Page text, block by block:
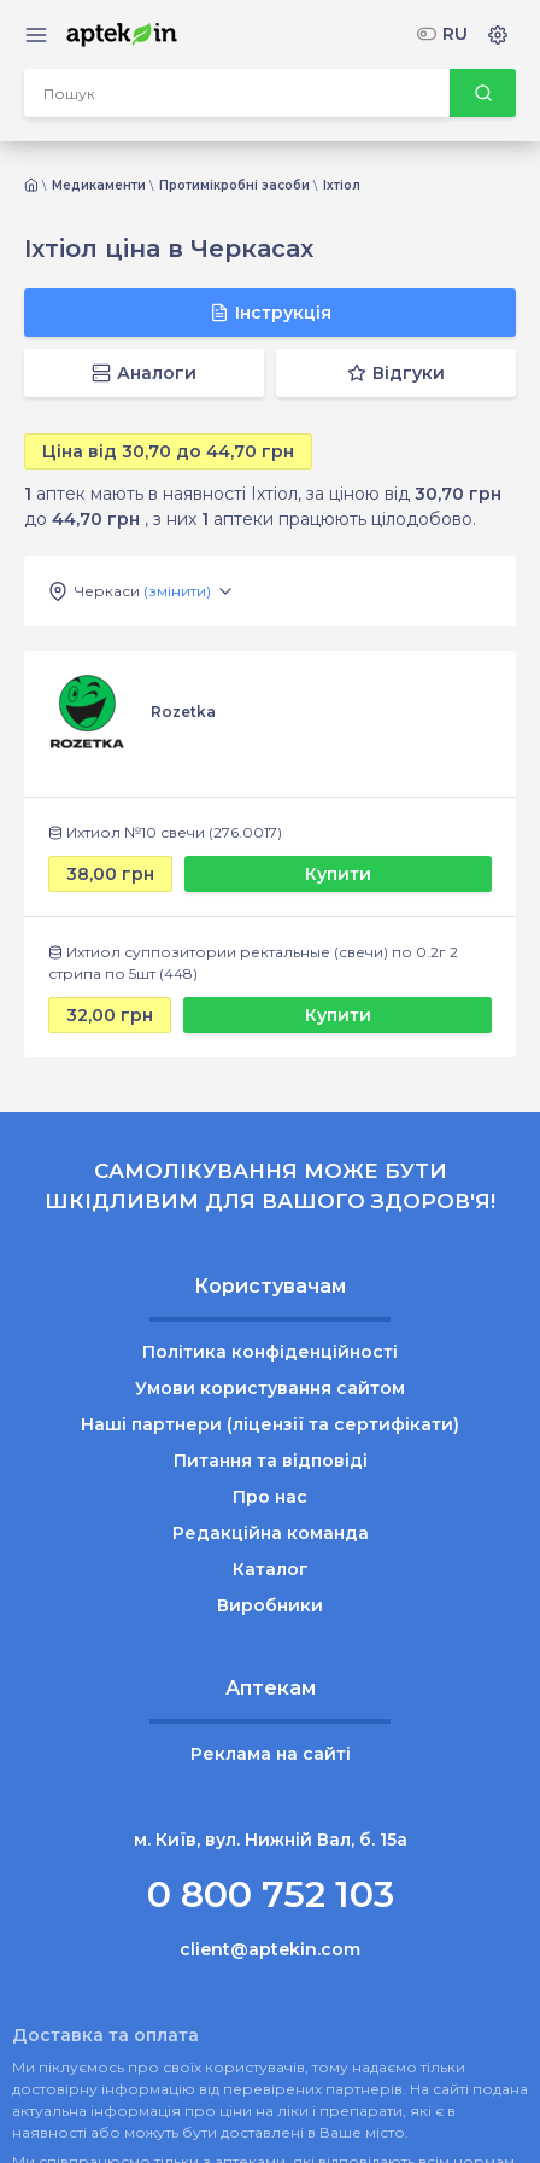
Медикаменти Протимікробні засоби Іхтіол
Іхтіол ціна в Черкасах
Інструкція
Аналоги Відгуки
Ціна від 30,70 до 44,70 грн
1 аптек мають в наявності Іхтіол, за ціною від 30,70 грн
до 44,70 грн , з них 1 аптеки працюють цілодобово.
Черкаси (змінити)
Rozetka
Ихтиол №10 свечи (276.0017)
38,00 грн Купити
Ихтиол суппозитории ректальные (свечи) по 0.2г 2
стрипа по 5шт (448)
32,00 грн Купити
RU
САМОЛІКУВАННЯ МОЖЕ БУТИ
ШКІДЛИВИМ ДЛЯ ВАШОГО ЗДОРОВ'Я!
Користувачам
Політика конфіденційності
Умови користування сайтом
Наші партнери (ліцензії та сертифікати)
Питання та відповіді
Про нас
Редакційна команда
Каталог
Виробники
Аптекам
Реклама на сайті
м. Київ, вул. Нижній Вал, б. 15а
0 800 752 103
client@aptekin.com
Доставка та оплата
Ми піклуємось про своїх користувачів, тому надаємо тільки
достовірну інформацію від перевірених партнерів. На сайті подана
актуальна інформація про ціни на ліки і препарати, які є в
наявності або можуть бути доставлені в Ваше місто.